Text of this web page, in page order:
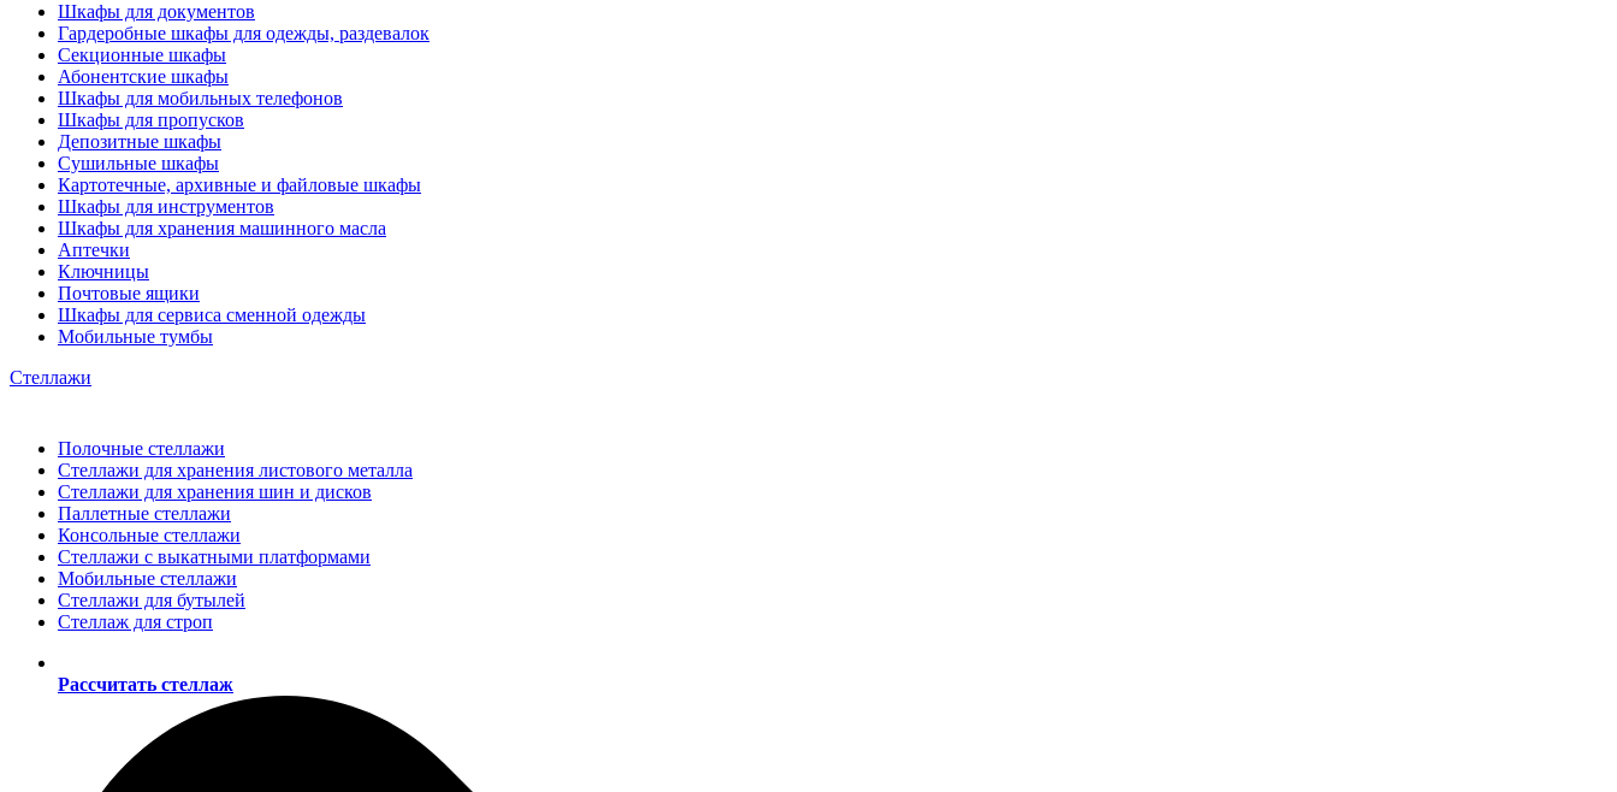
Шкафы для документов
Гардеробные шкафы для одежды, раздевалок
Секционные шкафы
Абонентские шкафы
Шкафы для мобильных телефонов
Шкафы для пропусков
Депозитные шкафы
Сушильные шкафы
Картотечные, архивные и файловые шкафы
Шкафы для инструментов
Шкафы для хранения машинного масла
Аптечки
Ключницы
Почтовые ящики
Шкафы для сервиса сменной одежды
Мобильные тумбы
Стеллажи
Полочные стеллажи
Стеллажи для хранения листового металла
Стеллажи для хранения шин и дисков
Паллетные стеллажи
Консольные стеллажи
Стеллажи с выкатными платформами
Мобильные стеллажи
Стеллажи для бутылей
Стеллаж для строп
Рассчитать стеллаж